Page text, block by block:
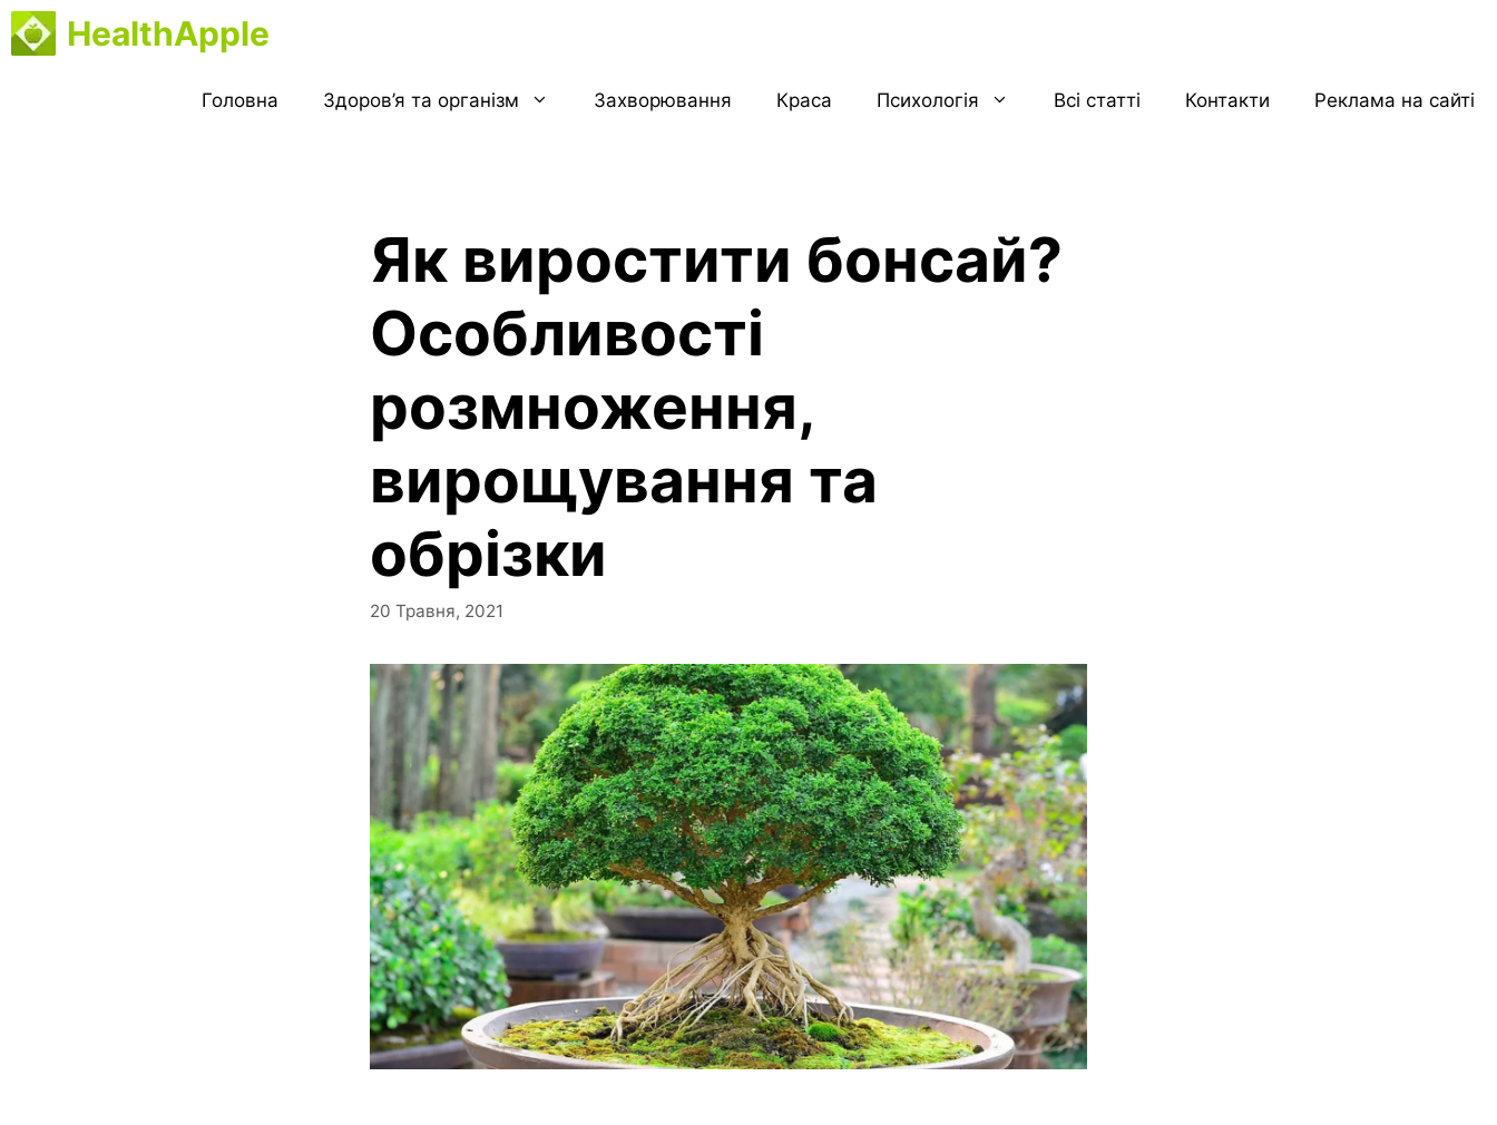
Перейти
до
HealthApple
Головна Здоров’я та організм Захворювання Краса Психологія Всі статті Контакти Реклама на сайті
Як виростити бонсай?
Особливості
розмноження,
вирощування та
обрізки
20 Травня, 2021